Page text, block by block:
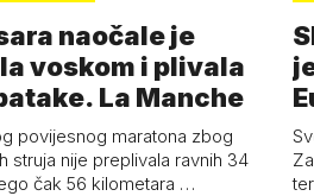
naočale je
voskom i plivala
La Manche
povijesnog maratona zbog
struja nije preplivala ravnih 34
čak 56 kilometara …